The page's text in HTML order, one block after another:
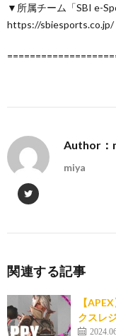
▼所属チーム「SBI e-
https://sbiesports.co.jp/
Author：
miya
関連する記事
【
クスレ